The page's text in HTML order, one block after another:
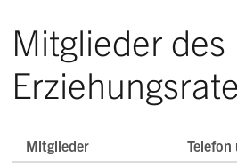
Mitglieder des
Mitglieder
Telefon